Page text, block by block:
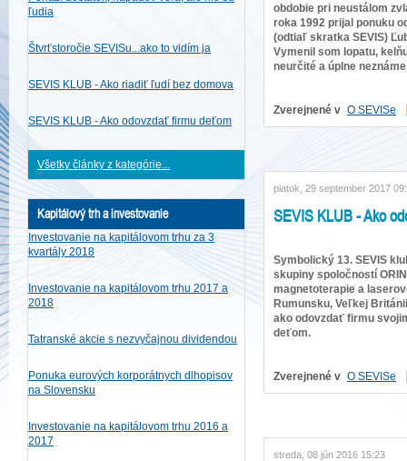
ľudia
Štvrťstoročie SEVISu...ako to vidím ja
SEVIS KLUB - Ako riadiť ľudí bez domova
SEVIS KLUB - Ako odovzdať firmu deťom
Všetky články z kategórie...
Kapitálový trh a investovanie
Investovanie na kapitálovom trhu za 3
kvartály 2018
Investovanie na kapitálovom trhu 2017 a
2018
Tatranské akcie s nezvyčajnou dividendou
Ponuka eurových korporátnych dlhopisov
na Slovensku
Investovanie na kapitálovom trhu 2016 a
2017
obdobie pri neustálom
roka 1992 prijal ponuku
(odtiaľ skratka SEVIS)
Vymenil som lopatu,
neurčité a úplne
Zverejnené v O SEVISe
piatok, 29 september 2017
SEVIS KLUB - Ako
Symbolický 13. SEVIS
skupiny spoločností
magnetoterapie a
Rumunsku, Veľkej
ako odovzdať firmu
deťom.
Zverejnené v O SEVISe
streda, 08 jún 2016 15:23